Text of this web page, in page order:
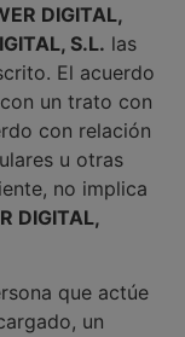
DIGITAL,
S.L. las
El acuerdo
con un trato con
con relación
u otras
no implica
DIGITAL,
que actúe
un